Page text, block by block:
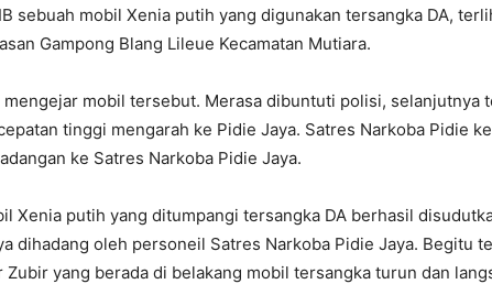
sebuah mobil Xenia putih yang digunakan tersangka DA,
Gampong Blang Lileue Kecamatan Mutiara.
mengejar mobil tersebut. Merasa dibuntuti polisi, selanjutnya
tinggi mengarah ke Pidie Jaya. Satres Narkoba Pidie
ke Satres Narkoba Pidie Jaya.
Xenia putih yang ditumpangi tersangka DA berhasil
dihadang oleh personeil Satres Narkoba Pidie Jaya. Begitu
Zubir yang berada di belakang mobil tersangka turun dan